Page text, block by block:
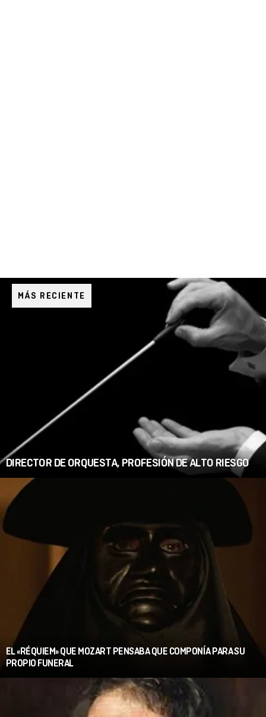
MÁS RECIENTE
DIRECTOR DE ORQUESTA, PROFESIÓN DE ALTO RIESGO
EL «RÉQUIEM» QUE MOZART PENSABA QUE COMPONÍA PARA SU
PROPIO FUNERAL